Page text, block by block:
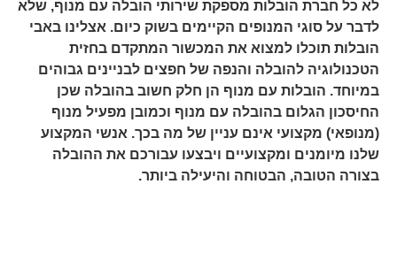
לא כל חברת הובלות מספקת שירותי הובלה עם מנוף, שלא
לדבר על סוגי המנופים הקיימים בשוק כיום. אצלינו באבי
הובלות תוכלו למצוא את המכשור המתקדם בחזית
הטכנולוגיה להובלה והנפה של חפצים לבניינים גבוהים
במיוחד. הובלות עם מנוף הן חלק חשוב בהובלה שכן
החיסכון הגלום בהובלה עם מנוף וכמובן מפעיל מנוף
(מנופאי) מקצועי אינם עניין של מה בכך. אנשי המקצוע
שלנו מיומנים ומקצועיים ויבצעו עבורכם את ההובלה
בצורה הטובה, הבטוחה והיעילה ביותר.